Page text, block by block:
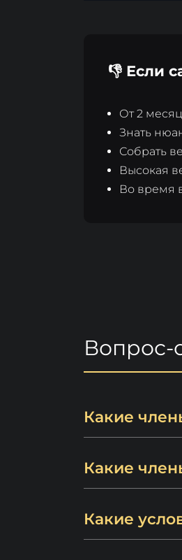
👎 Если
От 2
Знать
Собрать
Высокая
Во время
Вопрос-
Какие
Какие
Какие